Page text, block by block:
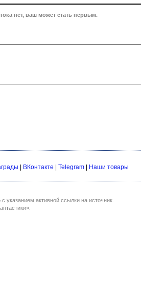
нет, ваш может стать первым.
ВКонтакте Telegram Наши товары
указанием активной ссылки на источник.
.